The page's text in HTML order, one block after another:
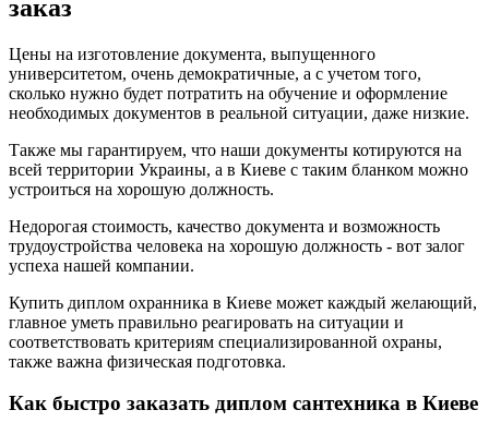
заказ
Цены на изготовление документа, выпущенного
университетом, очень демократичные, а с учетом того,
сколько нужно будет потратить на обучение и оформление
необходимых документов в реальной ситуации, даже низкие.
Также мы гарантируем, что наши документы котируются на
всей территории Украины, а в Киеве с таким бланком можно
устроиться на хорошую должность.
Недорогая стоимость, качество документа и возможность
трудоустройства человека на хорошую должность - вот залог
успеха нашей компании.
Купить диплом охранника в Киеве может каждый желающий,
главное уметь правильно реагировать на ситуации и
соответствовать критериям специализированной охраны,
также важна физическая подготовка.
Как быстро заказать диплом сантехника в Киеве